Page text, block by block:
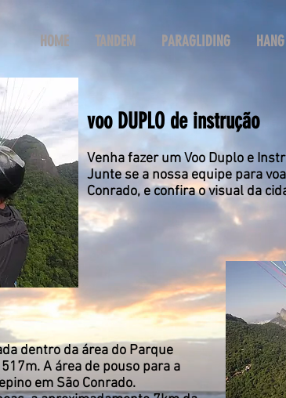
HOME TANDEM PARAGLIDING
voo DUPLO de instrução
Venha fazer um Voo Duplo e
Junte se a nossa equipe para
Conrado, e confira o visual da
dentro da área do Parque
A área de pouso para a
em São Conrado.